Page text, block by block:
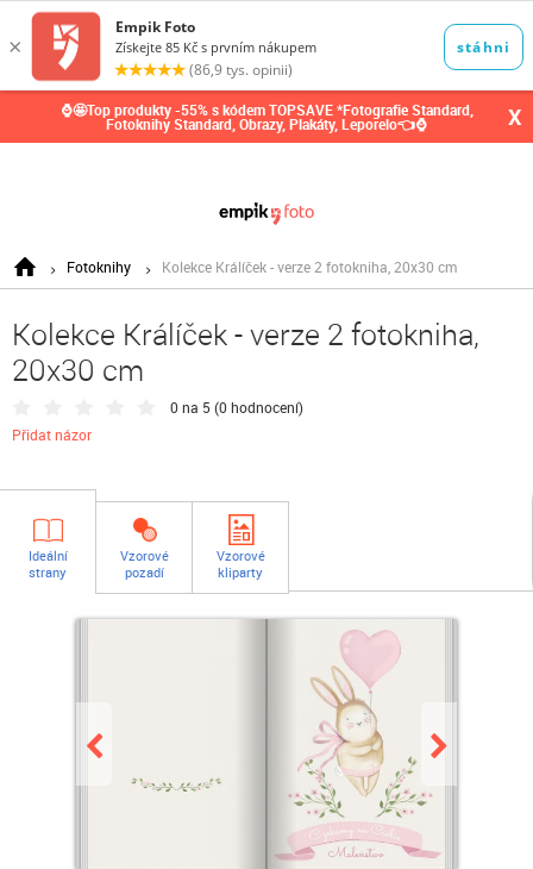
⌚🤩Top produkty -55% s kódem TOPSAVE *Fotografie Standard,
Fotoknihy Standard, Obrazy, Plakáty, Leporelo👈⌚ X
Fotoknihy Kolekce Králíček - verze 2 fotokniha, 20x30 cm
Kolekce Králíček - verze 2 fotokniha,
20x30 cm
0 na 5 (0 hodnocení)
Přidat názor
Ideální
strany
Vzorové
pozadí
Vzorové
kliparty